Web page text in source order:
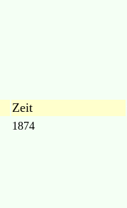
Zeit
1874